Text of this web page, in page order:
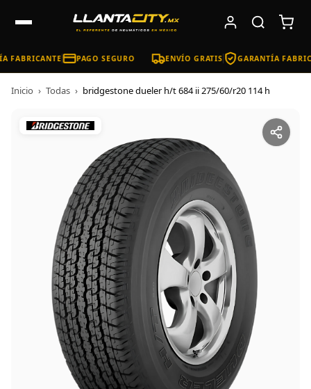
FABRICANTE PAGO SEGURO ENVÍO GRATIS GARANTÍA
Inicio › Todas › bridgestone dueler h/t 684 ii 275/60/r20 114 h